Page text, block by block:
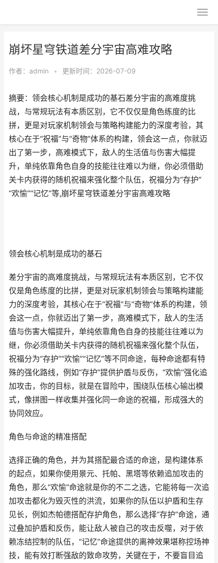
崩坏星穹铁道差分宇宙高难攻略
作者： admin • 更新时间：2026-07-09
摘要：领会核心机制是成功的基石差分宇宙的高难度挑
战，与常规玩法有本质区别，它不仅仅是角色练度的比
拼，更是对玩家机制领会与策略构建能力的深度考验，其
核心在于“祝福”与“奇物”体系的构建，领会这一点，你就迈
出了第一步，高难模式下，敌人的生活值与伤害大幅提
升，单纯依靠角色自身的技能往往难以为继，你必须借助
关卡内获得的随机祝福来强化整个队伍，祝福分为“存护”
“欢愉”“记忆”等,崩坏星穹铁道差分宇宙高难攻略
领会核心机制是成功的基石
差分宇宙的高难度挑战，与常规玩法有本质区别，它不仅
仅是角色练度的比拼，更是对玩家机制领会与策略构建能
力的深度考验，其核心在于“祝福”与“奇物”体系的构建，领
会这一点，你就迈出了第一步，高难模式下，敌人的生活
值与伤害大幅提升，单纯依靠角色自身的技能往往难以为
继，你必须借助关卡内获得的随机祝福来强化整个队伍，
祝福分为“存护”“欢愉”“记忆”等不同命途，每种命途都有特
殊的强化路线，例如“存护”提供护盾与反伤，“欢愉”强化追
加攻击，你的目标，就是在冒险中，围绕队伍核心输出模
式，像拼图一样收集并强化同一命途的祝福，形成强大的
协同效应。
角色与命途的精准搭配
选择正确的角色，并为其搭配最合适的命途，是构建体系
的起点，如果你使用景元、托帕、黑塔等依赖追加攻击的
角色，那么“欢愉”命途就是你的不二之选，它能将每一次追
加攻击都化为毁灭性的洪流，如果你的队伍以护盾和生存
见长，例如杰帕德搭配存护角色，那么选择“存护”命途，通
过叠加护盾和反伤，能让敌人被自己的攻击反噬，对于依
赖冻结控制的队伍，“记忆”命途提供的离神效果堪称控场神
技，能有效打断强敌的致命攻势，关键在于，不要盲目追